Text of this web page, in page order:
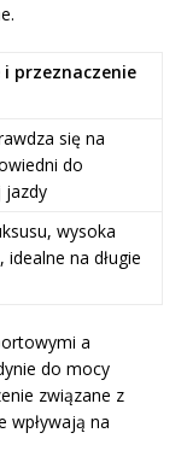
przeznaczenie
się na
do
jazdy
wysoka
idealne na długie
a
do mocy
związane z
wpływają na